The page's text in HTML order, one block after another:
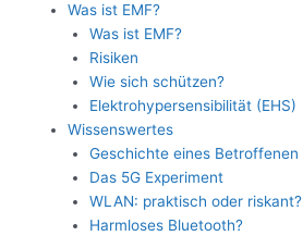
Was ist EMF?
Was ist EMF?
Risiken
Wie sich schützen?
Elektrohypersensibilität (EHS)
Wissenswertes
Geschichte eines Betroffenen
Das 5G Experiment
WLAN: praktisch oder riskant?
Harmloses Bluetooth?